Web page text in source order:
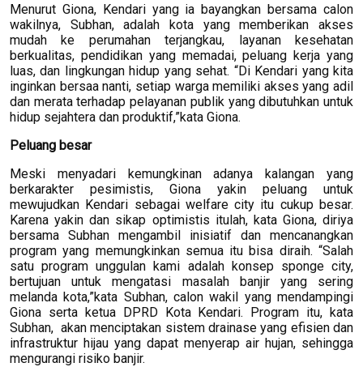
Menurut Giona, Kendari yang ia bayangkan bersama calon
wakilnya, Subhan, adalah kota yang memberikan akses
mudah ke perumahan terjangkau, layanan kesehatan
berkualitas, pendidikan yang memadai, peluang kerja yang
luas, dan lingkungan hidup yang sehat. “Di Kendari yang kita
inginkan bersaa nanti, setiap warga memiliki akses yang adil
dan merata terhadap pelayanan publik yang dibutuhkan untuk
hidup sejahtera dan produktif,”kata Giona.
Peluang besar
Meski menyadari kemungkinan adanya kalangan yang
berkarakter pesimistis, Giona yakin peluang untuk
mewujudkan Kendari sebagai welfare city itu cukup besar.
Karena yakin dan sikap optimistis itulah, kata Giona, diriya
bersama Subhan mengambil inisiatif dan mencanangkan
program yang memungkinkan semua itu bisa diraih. “Salah
satu program unggulan kami adalah konsep sponge city,
bertujuan untuk mengatasi masalah banjir yang sering
melanda kota,”kata Subhan, calon wakil yang mendampingi
Giona serta ketua DPRD Kota Kendari. Program itu, kata
Subhan, akan menciptakan sistem drainase yang efisien dan
infrastruktur hijau yang dapat menyerap air hujan, sehingga
mengurangi risiko banjir.